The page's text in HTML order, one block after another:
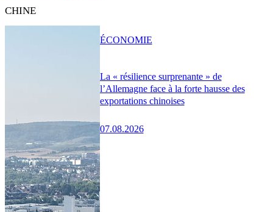
CHINE
La « résilience surprenante » de
l’Allemagne face à la forte hausse des
exportations chinoises
07.08.2026
ÉCONOMIE